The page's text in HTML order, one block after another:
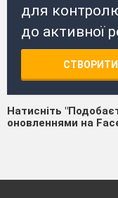
для контролю
до активної
Натисніть
оновленнями на